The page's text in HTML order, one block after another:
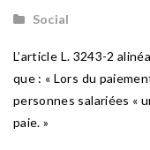
Social
L’article L. 3243-2
que : « Lors du
personnes salariées «
paie. »